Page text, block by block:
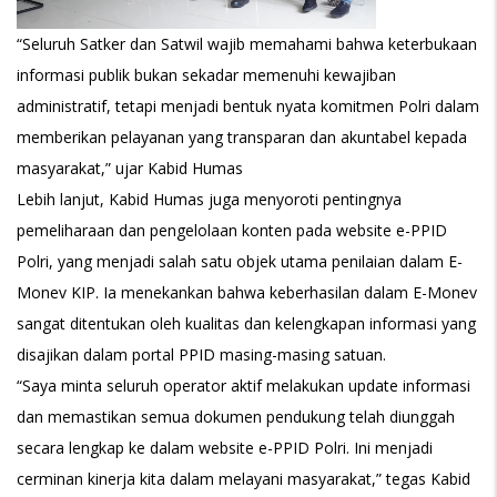
“Seluruh Satker dan Satwil wajib memahami bahwa keterbukaan
informasi publik bukan sekadar memenuhi kewajiban
administratif, tetapi menjadi bentuk nyata komitmen Polri dalam
memberikan pelayanan yang transparan dan akuntabel kepada
masyarakat,” ujar Kabid Humas
Lebih lanjut, Kabid Humas juga menyoroti pentingnya
pemeliharaan dan pengelolaan konten pada website e-PPID
Polri, yang menjadi salah satu objek utama penilaian dalam E-
Monev KIP. Ia menekankan bahwa keberhasilan dalam E-Monev
sangat ditentukan oleh kualitas dan kelengkapan informasi yang
disajikan dalam portal PPID masing-masing satuan.
“Saya minta seluruh operator aktif melakukan update informasi
dan memastikan semua dokumen pendukung telah diunggah
secara lengkap ke dalam website e-PPID Polri. Ini menjadi
cerminan kinerja kita dalam melayani masyarakat,” tegas Kabid